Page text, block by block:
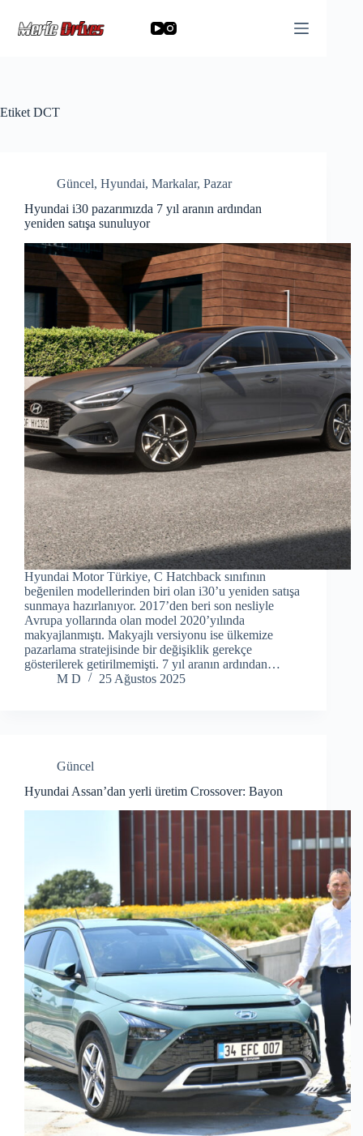
content
Etiket DCT
Güncel, Hyundai, Markalar, Pazar
Hyundai i30 pazarımızda 7 yıl aranın ardından
yeniden satışa sunuluyor
Hyundai Motor Türkiye, C Hatchback sınıfının
beğenilen modellerinden biri olan i30’u yeniden satışa
sunmaya hazırlanıyor. 2017’den beri son nesliyle
Avrupa yollarında olan model 2020’yılında
makyajlanmıştı. Makyajlı versiyonu ise ülkemize
pazarlama stratejisinde bir değişiklik gerekçe
gösterilerek getirilmemişti. 7 yıl aranın ardından…
M D
25 Ağustos 2025
Güncel
Hyundai Assan’dan yerli üretim Crossover: Bayon